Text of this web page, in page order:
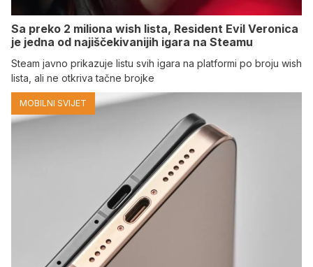
Sa preko 2 miliona wish lista, Resident Evil Veronica
je jedna od najiščekivanijih igara na Steamu
Steam javno prikazuje listu svih igara na platformi po broju wish
lista, ali ne otkriva tačne brojke
MOBILNI SVIJET